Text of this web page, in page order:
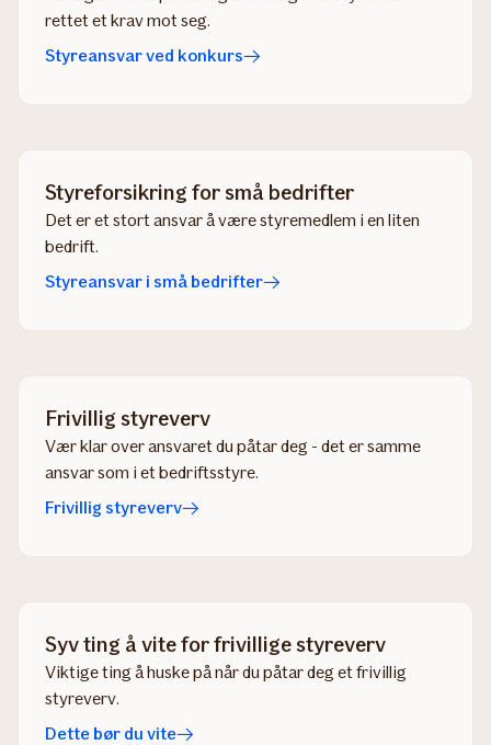
rettet et krav mot seg.
Styreansvar ved konkurs
Styreforsikring for små bedrifter
Det er et stort ansvar å være styremedlem i en liten
bedrift.
Styreansvar i små bedrifter
Frivillig styreverv
Vær klar over ansvaret du påtar deg - det er samme
ansvar som i et bedriftsstyre.
Frivillig styreverv
Syv ting å vite for frivillige styreverv
Viktige ting å huske på når du påtar deg et frivillig
styreverv.
Dette bør du vite